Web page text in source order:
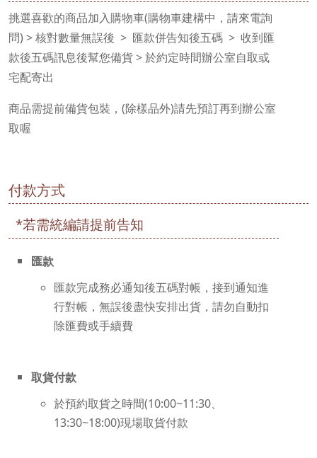
挑選喜歡的商品加入購物車(購物車建構中，請來電詢
問) > 核對數量無誤後 > 匯款併告知後五碼 > 收到匯
款後五碼訊息後幫您備貨 > 於約定時間辦公室自取或
宅配寄出
商品需提前備貨包裝，(除樣品外)請先預訂再到辦公室
取喔
付款方式
*若需統編請提前告知
匯款
匯款完成務必通知後五碼對帳，接到通知進
行對帳，無誤後盡快安排出貨，請勿自動扣
除匯費或手續費
取貨付款
於預約取貨之時間(10:00~11:30、
13:30~18:00)現場取貨付款